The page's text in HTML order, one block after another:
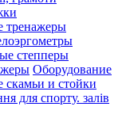
тренажеры
cтепперы
Оборудование
и стойки
для спорту. залів